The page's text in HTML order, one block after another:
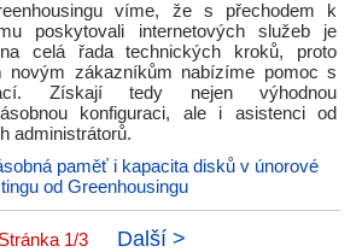
víme, že s přechodem k
poskytovali internetových služeb je
celá řada technických kroků, proto
novým zákazníkům nabízíme pomoc s
Získají tedy nejen výhodnou
konfiguraci, ale i asistenci od
administrátorů.
paměť i kapacita disků v únorové
od Greenhousingu
Stránka 1/3 Další >